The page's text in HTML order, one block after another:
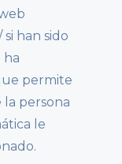
han sido
ha
permite
persona
le